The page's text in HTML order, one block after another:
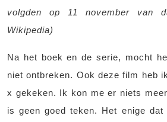
volgden op 11 november van
Wikipedia)
Na het boek en de serie, mocht
niet ontbreken. Ook deze film heb
x gekeken. Ik kon me er niets
is geen goed teken. Het enige